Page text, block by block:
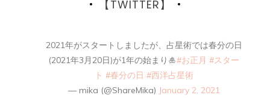
【TWITTER】
2021年がスタートしましたが、占星術では春分の日
(2021年3月20日)が1年の始まり🎍#お正月 #スター
ト #春分の日 #西洋占星術
— mika (@ShareMika) January 2, 2021